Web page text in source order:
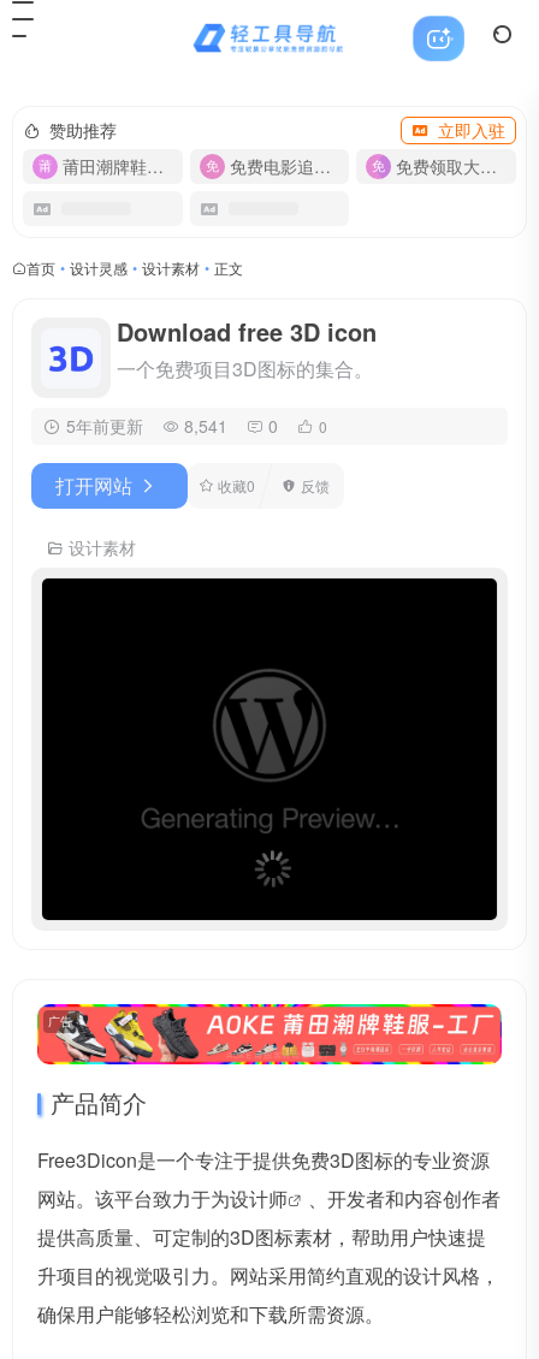
赞助推荐
立即入驻
莆田潮牌鞋服-货源
免费电影追剧APP 免费领取大流量卡【500G】
首页 • 设计灵感 • 设计素材 • 正文
Download free 3D icon
一个免费项目3D图标的集合。
5年前更新 8,541 0 0
打开网站 收藏0 反馈
设计素材
广告
产品简介
Free3Dicon是一个专注于提供免费3D图标的专业资源
网站。该平台致力于为设计师
、开发者和内容创作者
提供高质量、可定制的3D图标素材，帮助用户快速提
升项目的视觉吸引力。网站采用简约直观的设计风格，
确保用户能够轻松浏览和下载所需资源。